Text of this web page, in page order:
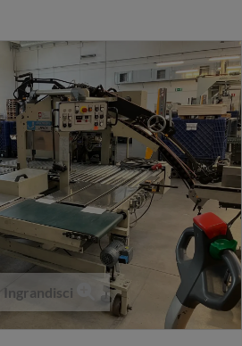
Ingrandisci